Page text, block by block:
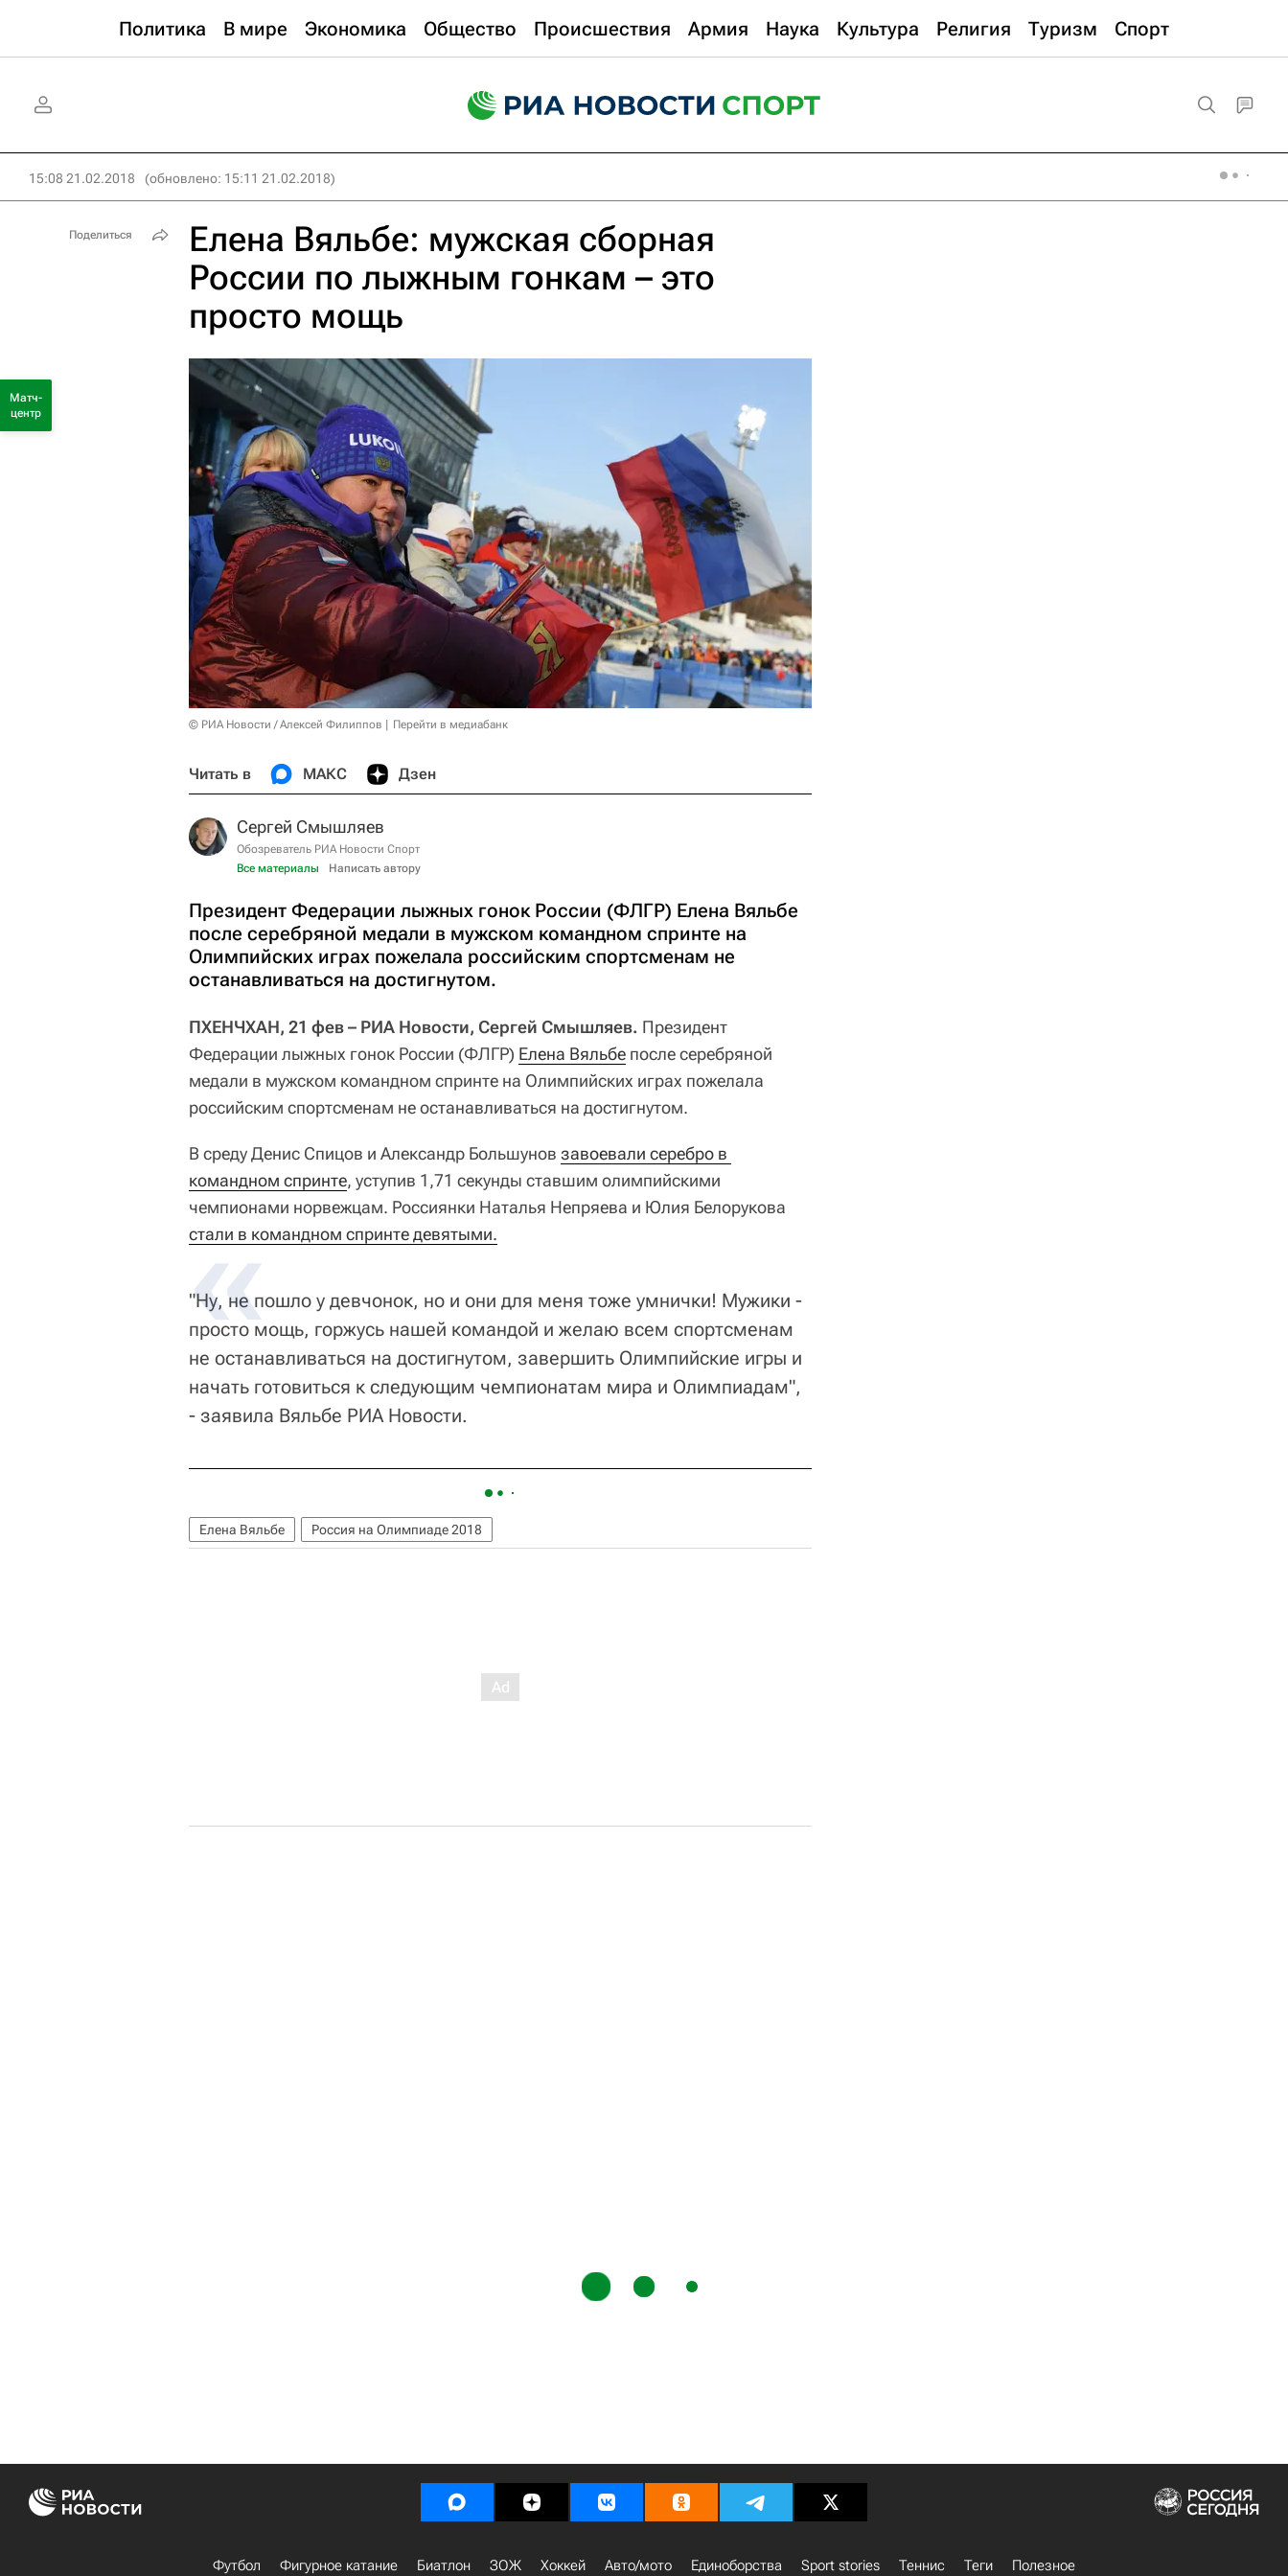
Политика В мире Экономика Общество Происшествия Армия Наука Культура Религия Туризм Спорт
15:08 21.02.2018 (обновлено: 15:11 21.02.2018)
Елена Вяльбе: мужская сборная
России по лыжным гонкам – это
просто мощь
© РИА Новости / Алексей Филиппов Перейти в медиабанк
Читать в МАКС Дзен
Сергей Смышляев
Обозреватель РИА Новости Спорт
Все материалы
Написать автору
Президент Федерации лыжных гонок России (ФЛГР) Елена Вяльбе
после серебряной медали в мужском командном спринте на
Олимпийских играх пожелала российским спортсменам не
останавливаться на достигнутом.
ПХЕНЧХАН, 21 фев – РИА Новости, Сергей Смышляев. Президент
Федерации лыжных гонок России (ФЛГР) Елена Вяльбе после серебряной
медали в мужском командном спринте на Олимпийских играх пожелала
российским спортсменам не останавливаться на достигнутом.
В среду Денис Спицов и Александр Большунов завоевали серебро в
командном спринте, уступив 1,71 секунды ставшим олимпийскими
чемпионами норвежцам. Россиянки Наталья Непряева и Юлия Белорукова
стали в командном спринте девятыми.
"Ну, не пошло у девчонок, но и они для меня тоже умнички! Мужики -
просто мощь, горжусь нашей командой и желаю всем спортсменам
не останавливаться на достигнутом, завершить Олимпийские игры и
начать готовиться к следующим чемпионатам мира и Олимпиадам",
- заявила Вяльбе РИА Новости.
Елена Вяльбе Россия на Олимпиаде 2018
Поделиться
Матч-
центр
Футбол Фигурное катание Биатлон ЗОЖ Хоккей Авто/мото Единоборства Sport stories Теннис Теги Полезное